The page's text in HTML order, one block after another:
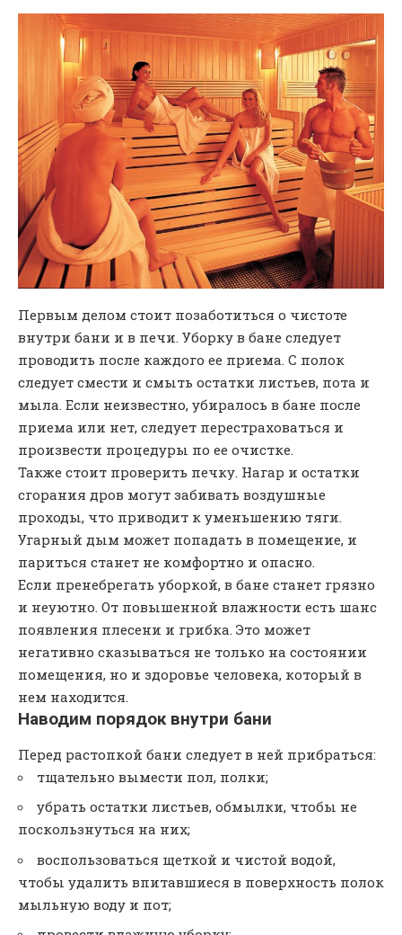
Первым делом стоит позаботиться о чистоте
внутри бани и в печи. Уборку в бане следует
проводить после каждого ее приема. С полок
следует смести и смыть остатки листьев, пота и
мыла. Если неизвестно, убиралось в бане после
приема или нет, следует перестраховаться и
произвести процедуры по ее очистке.
Также стоит проверить печку. Нагар и остатки
сгорания дров могут забивать воздушные
проходы, что приводит к уменьшению тяги.
Угарный дым может попадать в помещение, и
париться станет не комфортно и опасно.
Если пренебрегать уборкой, в бане станет грязно
и неуютно. От повышенной влажности есть шанс
появления плесени и грибка. Это может
негативно сказываться не только на состоянии
помещения, но и здоровье человека, который в
нем находится.
Наводим порядок внутри бани
Перед растопкой бани следует в ней прибраться:
тщательно вымести пол, полки;
убрать остатки листьев, обмылки, чтобы не
поскользнуться на них;
воспользоваться щеткой и чистой водой,
чтобы удалить впитавшиеся в поверхность полок
мыльную воду и пот;